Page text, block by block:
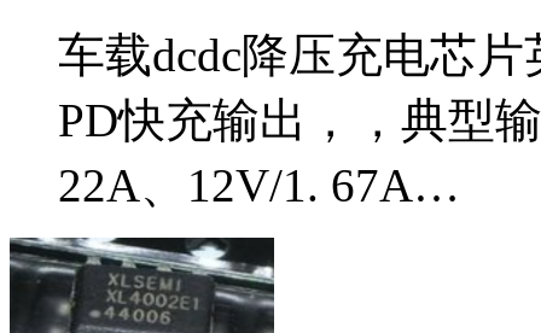
车载dcdc降压充电芯
PD快充输出，，典型
22A、12V/1. 67A…